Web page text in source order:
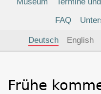
Frühe
FAQ
Sprachauswahl
Deutsch English